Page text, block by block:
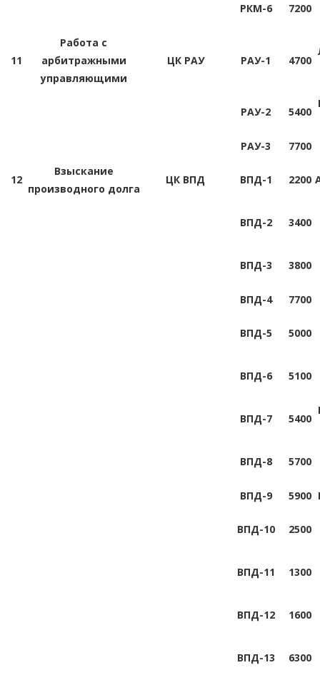
РКМ-6 7200
11
Работа с
арбитражными
управляющими
ЦК РАУ РАУ-1 4700
РАУ-2 5400
РАУ-3 7700
12
Взыскание
производного долга
ЦК ВПД ВПД-1 2200
ВПД-2 3400
ВПД-3 3800
ВПД-4 7700
ВПД-5 5000
ВПД-6 5100
ВПД-7 5400
ВПД-8 5700
ВПД-9 5900
ВПД-10 2500
ВПД-11 1300
ВПД-12 1600
ВПД-13 6300